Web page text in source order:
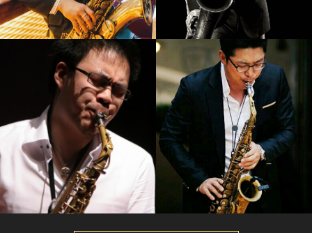
강의보기 강의보기
황인선
강의보기
정재현
강의보기